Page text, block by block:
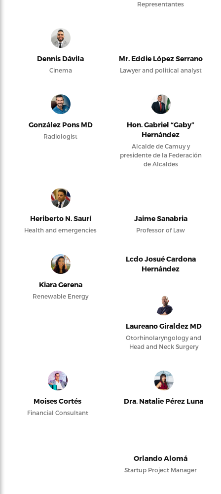
Representantes
Dennis Dávila
Cinema
Mr. Eddie López Serrano
Lawyer and political analyst
González Pons MD
Radiologist
Hon. Gabriel “Gaby”
Hernández
Alcalde de Camuy y
presidente de la Federación
de Alcaldes
Heriberto N. Saurí
Health and emergencies
Jaime Sanabria
Professor of Law
Kiara Gerena
Renewable Energy
Lcdo Josué Cardona
Hernández
Laureano Giraldez MD
Otorhinolaryngology and
Head and Neck Surgery
Moises Cortés
Financial Consultant
Dra. Natalie Pérez Luna
Orlando Alomá
Startup Project Manager